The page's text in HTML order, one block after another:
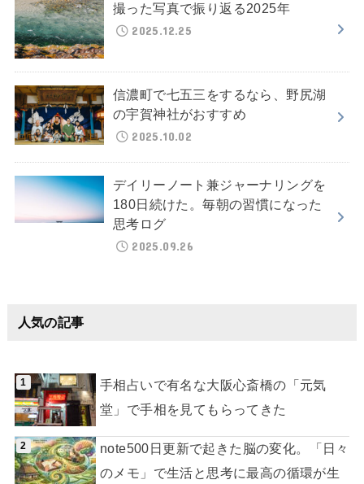
撮った写真で振り返る2025年
2025.12.25
信濃町で七五三をするなら、野尻湖
の宇賀神社がおすすめ
2025.10.02
デイリーノート兼ジャーナリングを
180日続けた。毎朝の習慣になった
思考ログ
2025.09.26
人気の記事
手相占いで有名な大阪心斎橋の「元気
堂」で手相を見てもらってきた
note500日更新で起きた脳の変化。「日々
のメモ」で生活と思考に最高の循環が生